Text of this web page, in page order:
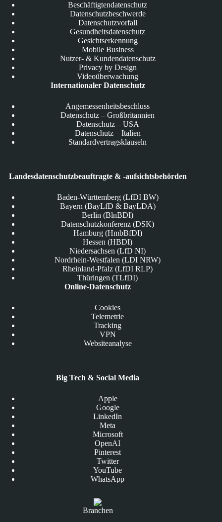
Beschäftigtendatenschutz
Datenschutzbeschwerde
Datenschutzvorfall
Gesundheitsdatenschutz
Gesichtserkennung
Mobile Business
Nutzer- & Kundendatenschutz
Privacy by Design
Videoüberwachung
Internationaler Datenschutz
Angemessenheitsbeschluss
Datenschutz – Großbritannien
Datenschutz – USA
Datenschutz – Italien
Standardvertragsklauseln
Landesdatenschutzbeauftragte & -aufsichtsbehörden
Baden-Württemberg (LfDI BW)
Bayern (BayLfD & BayLDA)
Berlin (BlnBDI)
Datenschutzkonferenz (DSK)
Hamburg (HmbBfDI)
Hessen (HBDI)
Niedersachsen (LfD NI)
Nordrhein-Westfalen (LDI NRW)
Rheinland-Pfalz (LfDI RLP)
Thüringen (TLfDI)
Online-Datenschutz
Cookies
Telemetrie
Tracking
VPN
Websiteanalyse
Big Tech & Social Media
Apple
Google
LinkedIn
Meta
Microsoft
OpenAI
Pinterest
Twitter
YouTube
WhatsApp
Branchen